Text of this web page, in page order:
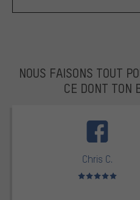
NOUS FAISONS TOUT
CE DONT TON
Chris C.
Note moyenne : 5 sur